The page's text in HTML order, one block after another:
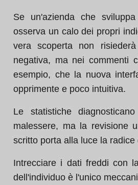
Se un'azienda che
osserva un calo dei propri
vera scoperta non
negativa, ma nei commenti
esempio, che la nuova
opprimente e poco intuitiva.
Le statistiche
malessere, ma la revisione
scritto porta alla luce la radice
Intrecciare i dati freddi con
dell'individuo è l'unico